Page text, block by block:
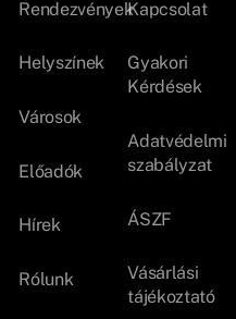
Rendezvények
Helyszínek
Városok
Előadók
Hírek
Rólunk
Kapcsolat
Gyakori
Kérdések
Adatvédelmi
szabályzat
ÁSZF
Vásárlási
tájékoztató